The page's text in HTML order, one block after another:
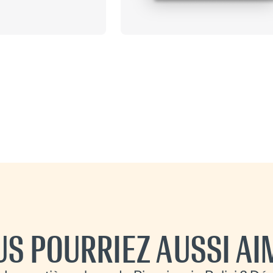
POURRIEZ AUSSI